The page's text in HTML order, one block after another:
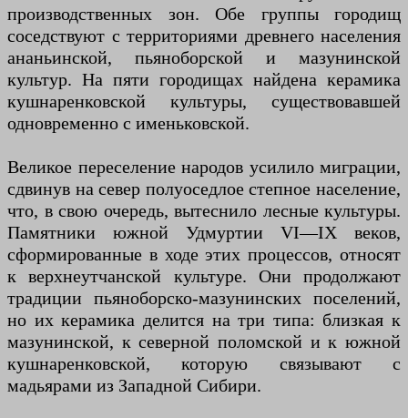
производственных зон. Обе группы городищ
соседствуют с территориями древнего населения
ананьинской, пьяноборской и мазунинской
культур. На пяти городищах найдена керамика
кушнаренковской культуры, существовавшей
одновременно с именьковской.
Великое переселение народов усилило миграции,
сдвинув на север полуоседлое степное население,
что, в свою очередь, вытеснило лесные культуры.
Памятники южной Удмуртии VI—IX веков,
сформированные в ходе этих процессов, относят
к верхнеутчанской культуре. Они продолжают
традиции пьяноборско-мазунинских поселений,
но их керамика делится на три типа: близкая к
мазунинской, к северной поломской и к южной
кушнаренковской, которую связывают с
мадьярами из Западной Сибири.